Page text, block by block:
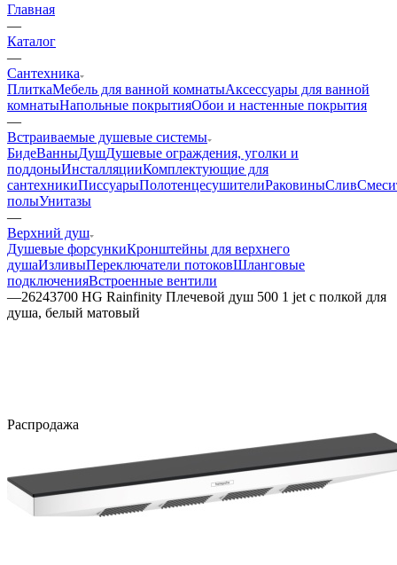
Главная
—
Каталог
—
Сантехника
ПлиткаМебель для ванной комнатыАксессуары для ванной
комнатыНапольные покрытияОбои и настенные покрытия
—
Встраиваемые душевые системы
БидеВанныДушДушевые ограждения, уголки и
поддоныИнсталляцииКомплектующие для
сантехникиПиссуарыПолотенцесушителиРаковиныСлив
полыУнитазы
—
Верхний душ
Душевые форсункиКронштейны для верхнего
душаИзливыПереключатели потоковШланговые
подключенияВстроенные вентили
—26243700 HG Rainfinity Плечевой душ 500 1 jet с полкой для
душа, белый матовый
Распродажа